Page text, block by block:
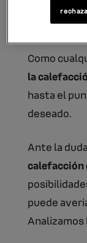
¿Por qué
Como
la
hasta el
deseado.
Ante la
calefacción
puede